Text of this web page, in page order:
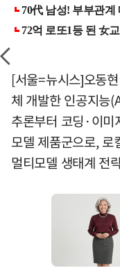
[서울=뉴시스]오동
체 개발한 인공지능
추론부터 코딩·이
모델 제품군으로, 로
멀티모델 생태계 전